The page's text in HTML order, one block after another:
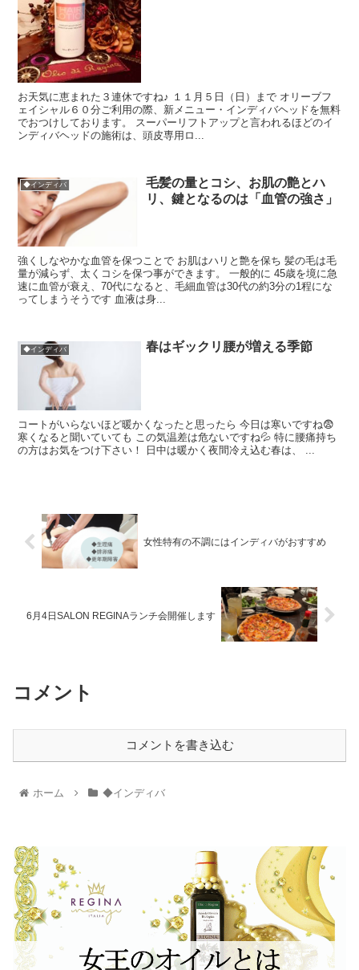
お天気に恵まれた３連休ですね♪ １１月５日（日）まで オリーブフ
ェイシャル６０分ご利用の際、新メニュー・インディバヘッドを無料
でおつけしております。 スーパーリフトアップと言われるほどのイ
ンディバヘッドの施術は、頭皮専用ロ...
◆インディバ
毛髪の量とコシ、お肌の艶とハ
リ、鍵となるのは「血管の強さ」
強くしなやかな血管を保つことで お肌はハリと艶を保ち 髪の毛は毛
量が減らず、太くコシを保つ事ができます。 一般的に 45歳を境に急
速に血管が衰え、70代になると、毛細血管は30代の約3分の1程にな
ってしまうそうです 血液は身...
◆インディバ 春はギックリ腰が増える季節
コートがいらないほど暖かくなったと思ったら 今日は寒いですね😨
寒くなると聞いていても この気温差は危ないですね💦 特に腰痛持ち
の方はお気をつけ下さい！ 日中は暖かく夜間冷え込む春は、 ...
女性特有の不調にはインディバがおすすめ
6月4日SALON REGINAランチ会開催します
コメント
コメントを書き込む
ホーム ◆インディバ